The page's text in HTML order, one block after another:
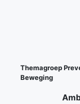
Themagroep
Beweging